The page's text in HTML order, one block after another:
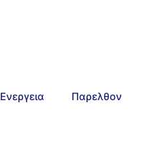
Ενεργεια Παρελθον